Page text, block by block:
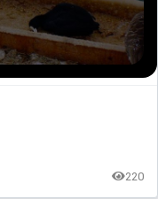
220